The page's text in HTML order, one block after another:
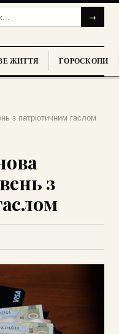
→
ЖИТТЯ ГОРОСКОПИ
з патріотичним гаслом
з